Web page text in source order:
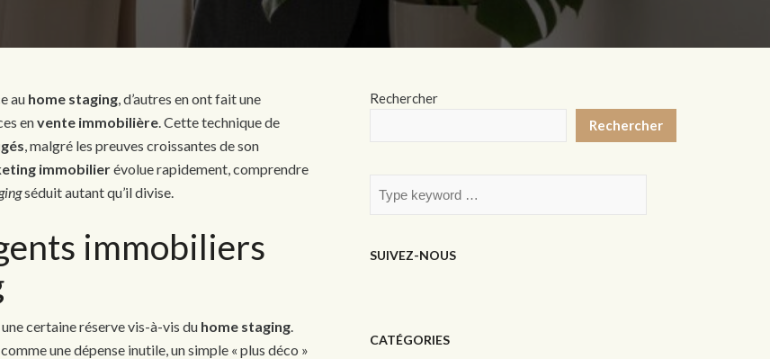
au home staging, d’autres en ont fait une
envente immobilière. Cette technique de
, malgré les preuves croissantes de son
immobilierévolue rapidement, comprendre
séduit autant qu’il divise.
immobiliers
certaine réserve vis-à-vis du home staging.
une dépense inutile, un simple « plus déco »
Rechercher
Rechercher
SUIVEZ-NOUS
CATÉGORIES